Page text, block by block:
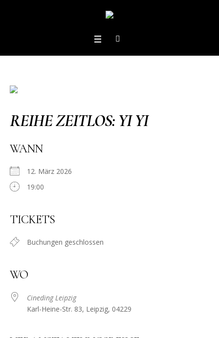
REIHE ZEITLOS: YI YI
WANN
12. März 2026
19:00
TICKETS
Buchungen geschlossen
WO
Cineding Leipzig
Karl-Heine-Str. 83, Leipzig, 04229